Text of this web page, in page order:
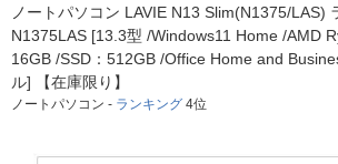
ノートパソコン LAVIE N13 Slim(N1375/LAS)
N1375LAS [13.3型 /Windows11 Home /AMD
16GB /SSD：512GB /Office Home and
ル] 【在庫限り】
ノートパソコン - ランキング 4位